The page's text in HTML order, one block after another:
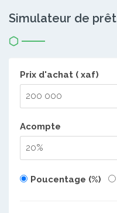
Simulateur de prêt
Prix d'achat ( xaf)
Acompte
Poucentage (%)